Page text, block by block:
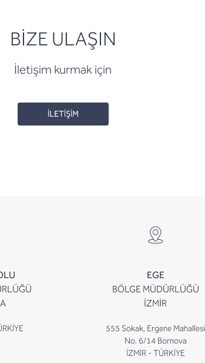
BİZE ULAŞIN
İletişim kurmak için
İLETİŞİM
EGE
BÖLGE MÜDÜRLÜĞÜ
İZMİR
555 Sokak, Ergene Mahallesi
No. 6/14 Bornova
İZMİR - TÜRKİYE